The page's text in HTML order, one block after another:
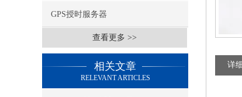
GPS授时服务器
查看更多 >>
相关文章
RELEVANT ARTICLES
详